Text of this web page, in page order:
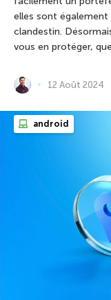
elles sont
clandestin.
vous en protéger,
12 Août 2024
android